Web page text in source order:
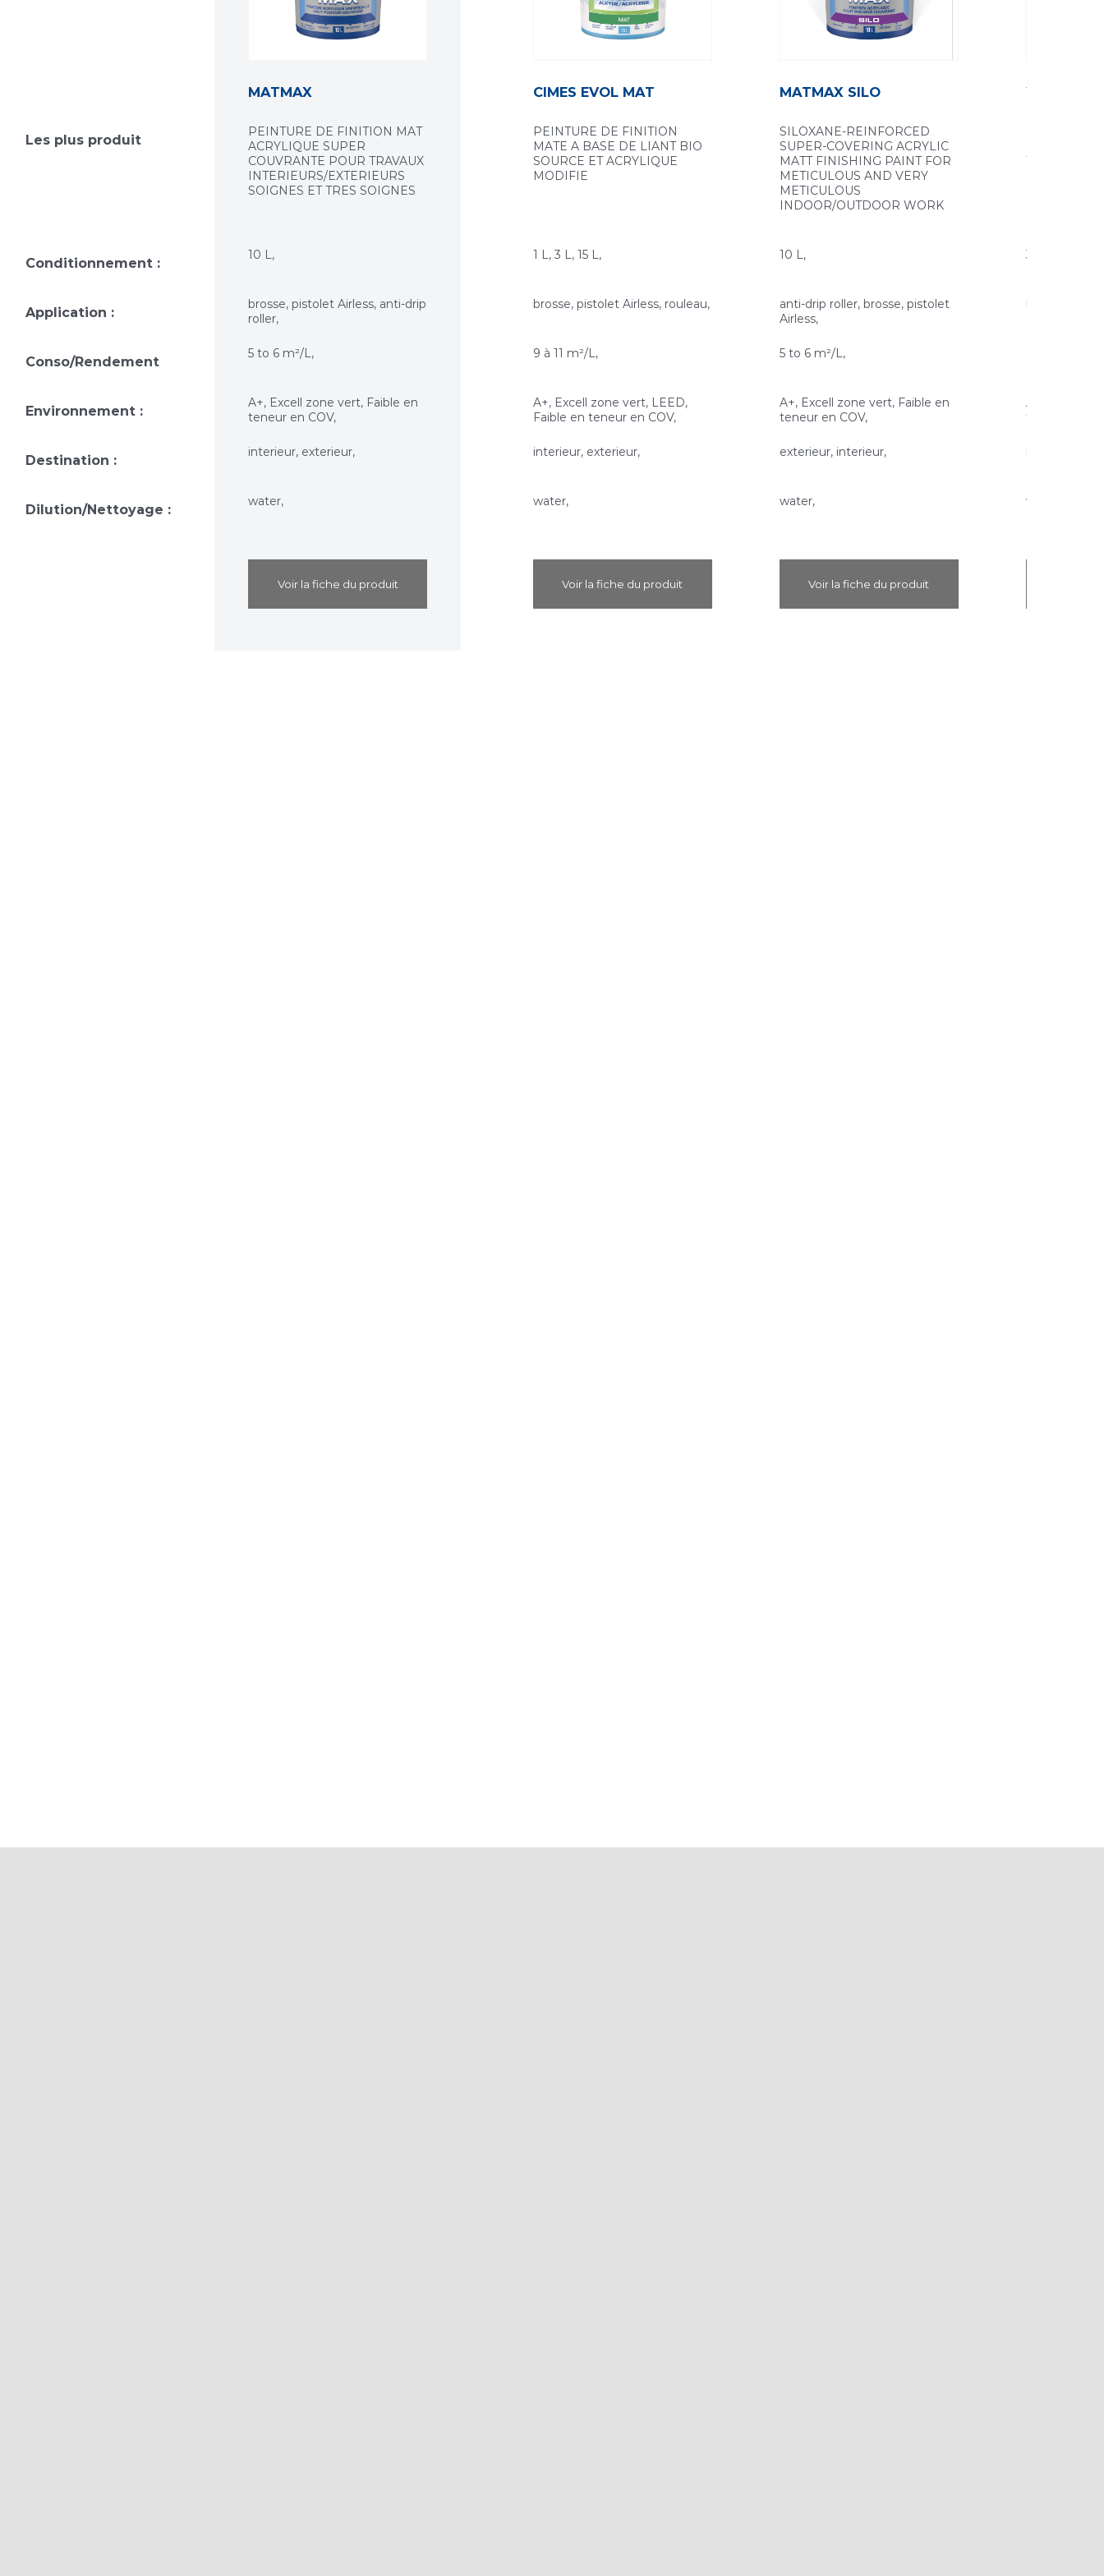
Les plus produit
Conditionnement :
Application :
Conso/Rendement
Environnement :
Destination :
Dilution/Nettoyage :
MATMAX
PEINTURE DE FINITION MAT
ACRYLIQUE SUPER
COUVRANTE POUR TRAVAUX
INTERIEURS/EXTERIEURS
SOIGNES ET TRES SOIGNES
10 L,
brosse, pistolet Airless, anti-drip
roller,
5 to 6 m²/L,
A+, Excell zone vert, Faible en
teneur en COV,
interieur, exterieur,
water,
Voir la fiche du produit
CIMES EVOL MAT
PEINTURE DE FINITION
MATE A BASE DE LIANT BIO
SOURCE ET ACRYLIQUE
MODIFIE
1 L, 3 L, 15 L,
brosse, pistolet Airless, rouleau,
9 à 11 m²/L,
A+, Excell zone vert, LEED,
Faible en teneur en COV,
interieur, exterieur,
water,
Voir la fiche du produit
MATMAX SILO
SILOXANE-REINFORCED
SUPER-COVERING ACRYLIC
MATT FINISHING PAINT FOR
METICULOUS AND VERY
METICULOUS
INDOOR/OUTDOOR WORK
10 L,
anti-drip roller, brosse, pistolet
Airless,
5 to 6 m²/L,
A+, Excell zone vert, Faible en
teneur en COV,
exterieur, interieur,
water,
Voir la fiche du produit
WALLYS
TRAVAUX
3 L, 15 L,
A+, Excell
teneur en
water,